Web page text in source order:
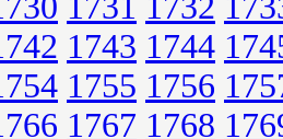
1743 1744
1755 1756
1767 1768